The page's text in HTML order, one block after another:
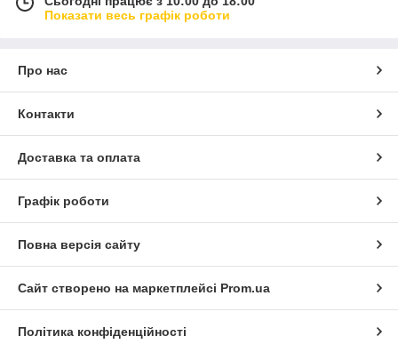
Показати весь графік роботи
Про нас
Контакти
Доставка та оплата
Графік роботи
Повна версія сайту
Сайт створено на маркетплейсі Prom.ua
Політика конфіденційності